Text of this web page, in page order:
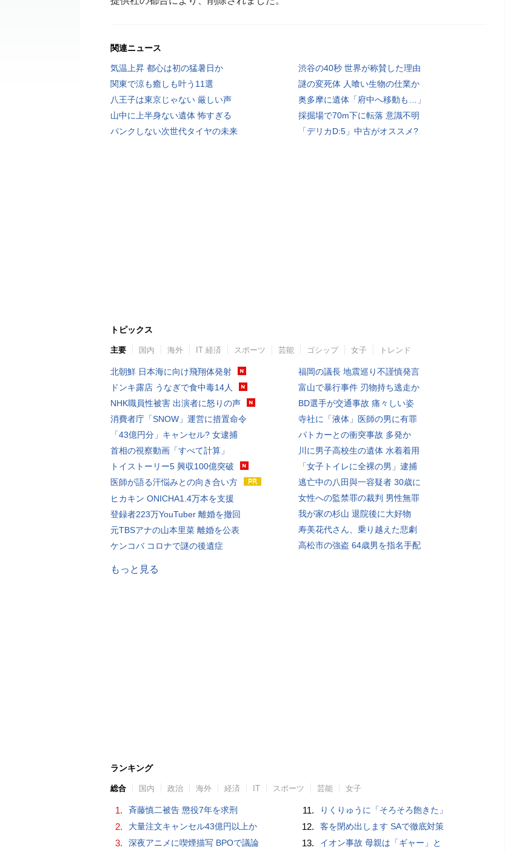
関連ニュース
気温上昇 都心は初の猛暑日か
渋谷の40秒 世界が称賛した理由
関東で涼も癒しも叶う11選
謎の変死体 人喰い生物の仕業か
八王子は東京じゃない 厳しい声
奥多摩に遺体「府中へ移動も…」
山中に上半身ない遺体 怖すぎる
採掘場で70m下に転落 意識不明
パンクしない次世代タイヤの未来
「デリカD:5」中古がオススメ?
トピックス
主要 国内 海外 IT 経済 スポーツ 芸能 ゴシップ 女子 トレンド
北朝鮮 日本海に向け飛翔体発射
ドンキ露店 うなぎで食中毒14人
NHK職員性被害 出演者に怒りの声
消費者庁「SNOW」運営に措置命令
「43億円分」キャンセル? 女逮捕
首相の視察動画「すべて計算」
トイストーリー5 興収100億突破
医師が語る汗悩みとの向き合い方
ヒカキン ONICHA1.4万本を支援
登録者223万YouTuber 離婚を撤回
元TBSアナの山本里菜 離婚を公表
ケンコバ コロナで謎の後遺症
福岡の議長 地震巡り不謹慎発言
富山で暴行事件 刃物持ち逃走か
BD選手が交通事故 痛々しい姿
寺社に「液体」医師の男に有罪
パトカーとの衝突事故 多発か
川に男子高校生の遺体 水着着用
「女子トイレに全裸の男」逮捕
逃亡中の八田與一容疑者 30歳に
女性への監禁罪の裁判 男性無罪
我が家の杉山 退院後に大好物
寿美花代さん、乗り越えた悲劇
高松市の強盗 64歳男を指名手配
もっと見る
ランキング
総合 国内 政治 海外 経済 IT スポーツ 芸能 女子
1. 斉藤慎二被告 懲役7年を求刑
2. 大量注文キャンセル43億円以上か
3. 深夜アニメに喫煙描写 BPOで議論
11. りくりゅうに「そろそろ飽きた」
12. 客を閉め出します SAで徹底対策
13. イオン事故 母親は「ギャー」と